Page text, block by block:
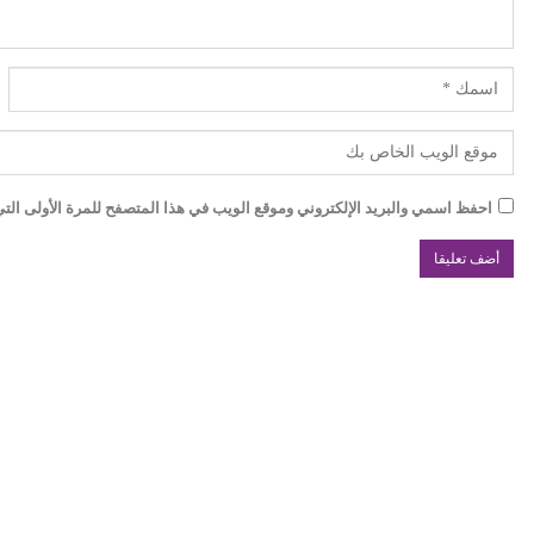
احفظ اسمي والبريد الإلكتروني وموقع الويب في هذا المتصفح للمرة الأولى